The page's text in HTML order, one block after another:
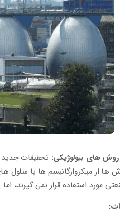
مورد استفاده قرار نمی گیرند،